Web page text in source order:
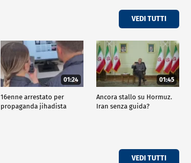
VEDI TUTTI
01:24
16enne arrestato per
propaganda jihadista
01:45
Ancora stallo su Hormuz.
Iran senza guida?
VEDI TUTTI